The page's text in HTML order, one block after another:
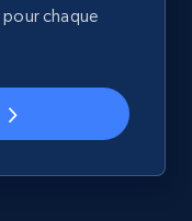
chaque